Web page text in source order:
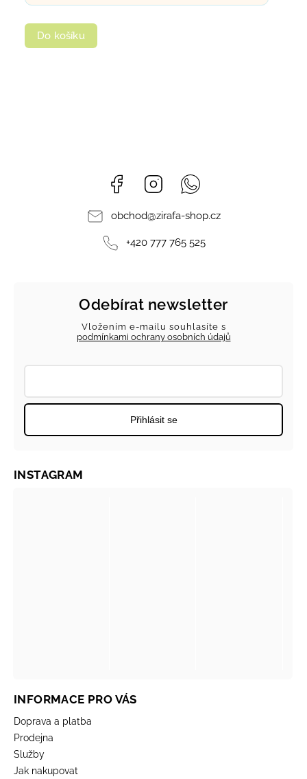
Do košíku
Facebook Instagram
obchod@zirafa-shop.cz
+420 777 765 525
Odebírat newsletter
Vložením e-mailu souhlasíte s
podmínkami ochrany osobních údajů
Přihlásit se
INFORMACE PRO VÁS
Doprava a platba
Prodejna
Služby
Jak nakupovat
INSTAGRAM